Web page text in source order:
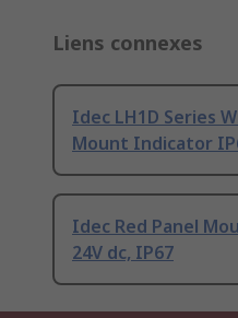
Liens connexes
Idec LH1D Series
Mount Indicator
Idec Red Panel
24V dc, IP67